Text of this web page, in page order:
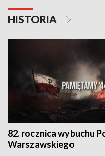
HISTORIA
82. rocznica wybuchu
Warszawskiego